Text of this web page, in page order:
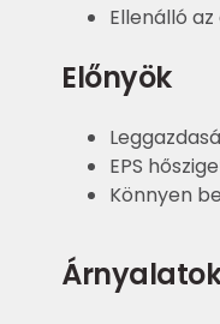
Ellenálló
Előnyök
EPS
Könnyen